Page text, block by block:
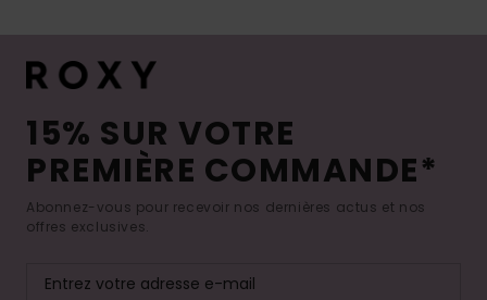
15% SUR VOTRE
PREMIÈRE COMMANDE*
Abonnez-vous pour recevoir nos dernières actus et nos
offres exclusives.